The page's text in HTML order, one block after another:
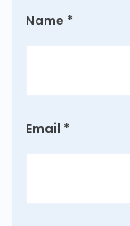
Name *
Email *